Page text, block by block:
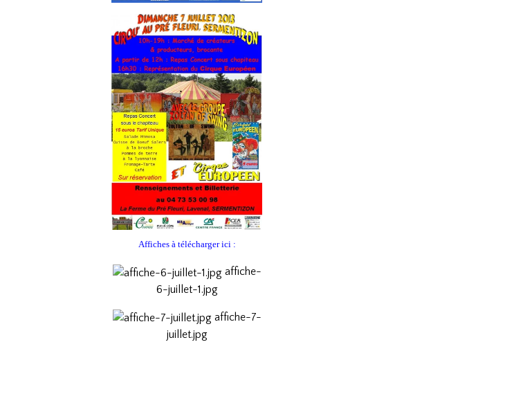
Affiches à télécharger ici :
affiche-
6-juillet-1.jpg
affiche-7-
juillet.jpg